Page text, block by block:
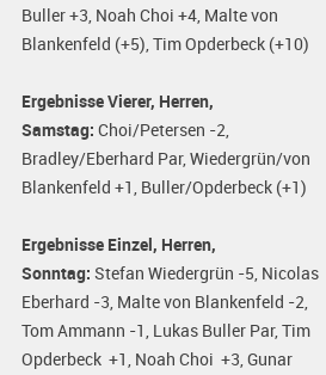
Buller +3, Noah Choi +4, Malte von
Blankenfeld (+5), Tim Opderbeck (+10)
Ergebnisse Vierer, Herren,
Samstag: Choi/Petersen -2,
Bradley/Eberhard Par, Wiedergrün/von
Blankenfeld +1, Buller/Opderbeck (+1)
Ergebnisse Einzel, Herren,
Sonntag: Stefan Wiedergrün -5, Nicolas
Eberhard -3, Malte von Blankenfeld -2,
Tom Ammann -1, Lukas Buller Par, Tim
Opderbeck +1, Noah Choi +3, Gunar